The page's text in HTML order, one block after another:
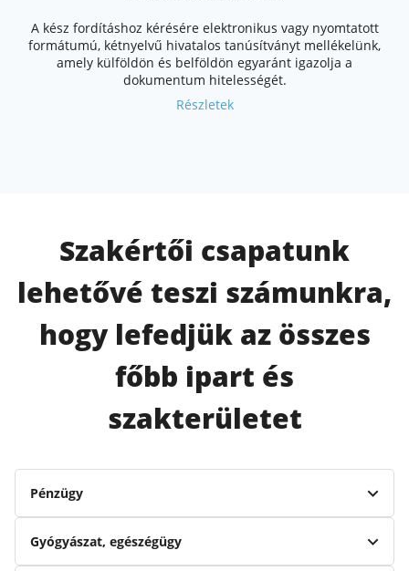
A kész fordításhoz kérésére elektronikus vagy nyomtatott
formátumú, kétnyelvű hivatalos tanúsítványt mellékelünk,
amely külföldön és belföldön egyaránt igazolja a
dokumentum hitelességét.
Részletek
Szakértői csapatunk
lehetővé teszi számunkra,
hogy lefedjük az összes
főbb ipart és
szakterületet
Pénzügy
Gyógyászat, egészégügy